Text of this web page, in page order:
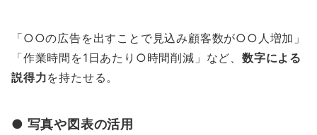
「○○の広告を出すことで見込み顧客数が○○人増加」
「作業時間を1日あたり○時間削減」など、 数字による
説得力を持たせる。
● 写真や図表の活用